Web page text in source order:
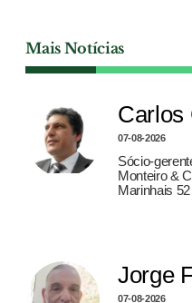
Mais Notícias
Carlos
07-08-2026
Sócio-
Monteiro &
Marinhais
Jorge
07-08-2026